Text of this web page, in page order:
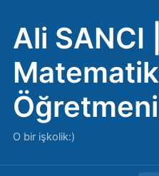
Ali SANCI |
Matematik
Öğretmeni
O bir işkolik:)